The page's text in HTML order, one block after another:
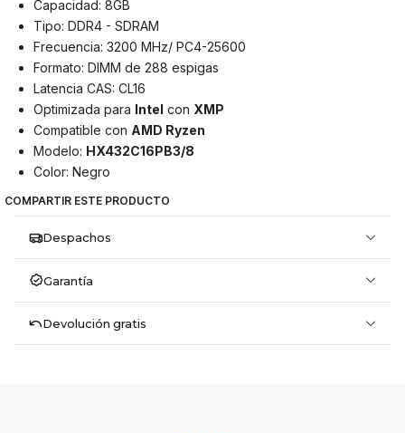
Capacidad: 8GB
Tipo: DDR4 - SDRAM
Frecuencia: 3200 MHz/ PC4-25600
Formato: DIMM de 288 espigas
Latencia CAS: CL16
Optimizada para Intel con XMP
Compatible con AMD Ryzen
Modelo: HX432C16PB3/8
Color: Negro
COMPARTIR ESTE PRODUCTO
Despachos
Garantía
Devolución gratis